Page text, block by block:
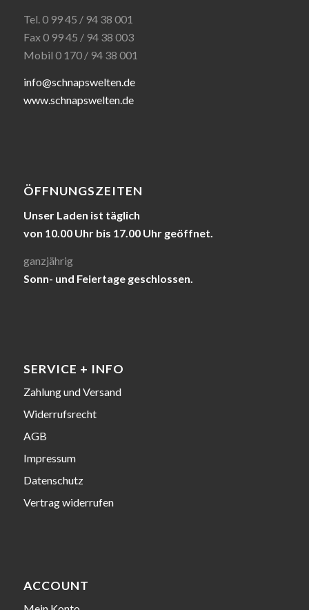
Tel. 0 99 45 / 94 38 001
Fax 0 99 45 / 94 38 003
Mobil 0 170 / 94 38 001
info@schnapswelten.de
www.schnapswelten.de
ÖFFNUNGSZEITEN
Unser Laden ist täglich
von 10.00 Uhr bis 17.00 Uhr geöffnet.
ganzjährig
Sonn- und Feiertage geschlossen.
SERVICE + INFO
Zahlung und Versand
Widerrufsrecht
AGB
Impressum
Datenschutz
Vertrag widerrufen
ACCOUNT